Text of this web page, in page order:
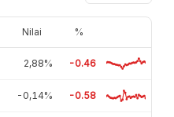
Nilai %
2,88% -0.46
-0,14% -0.58